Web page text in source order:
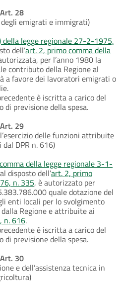
Art. 28
emigrati e immigrati)
legge regionale 27-2-1975,
dell’art. 2, primo comma della
per l’anno 1980 la
contributo della Regione al
a favore dei lavoratori emigrati o
è iscritta a carico del
previsione della spesa.
Art. 29
delle funzioni attribuite
DPR n. 616)
della legge regionale 3-1-
disposto dell’art. 2, primo
n. 335, è autorizzato per
quale dotazione del
enti locali per lo svolgimento
Regione e attribuite ai
n. 616.
è iscritta a carico del
previsione della spesa.
Art. 30
e dell’assistenza tecnica in